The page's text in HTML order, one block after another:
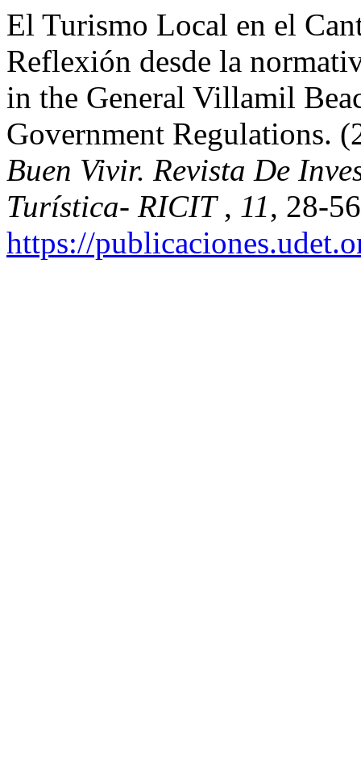
El Turismo Local en el
Reflexión desde la
in the General Villamil
Government Regulations.
Buen Vivir. Revista De
Turística- RICIT , 11, 28-
https://